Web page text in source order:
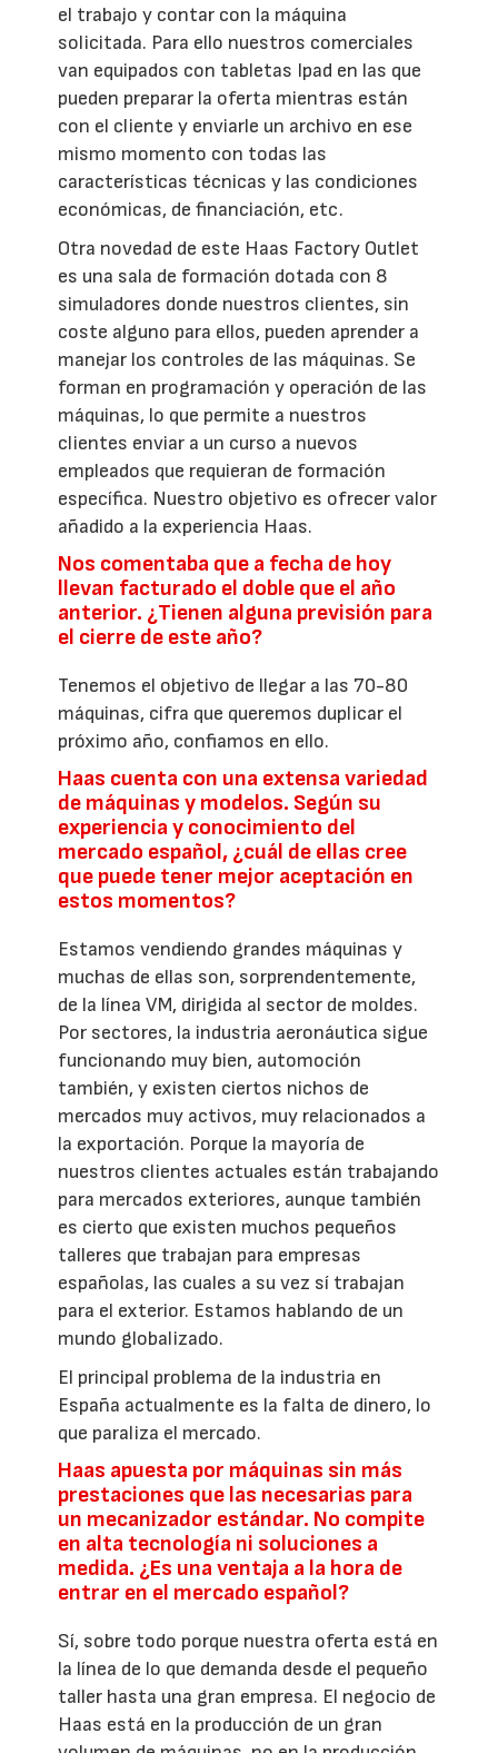
el trabajo y contar con la máquina
solicitada. Para ello nuestros comerciales
van equipados con tabletas Ipad en las que
pueden preparar la oferta mientras están
con el cliente y enviarle un archivo en ese
mismo momento con todas las
características técnicas y las condiciones
económicas, de financiación, etc.
Otra novedad de este Haas Factory Outlet
es una sala de formación dotada con 8
simuladores donde nuestros clientes, sin
coste alguno para ellos, pueden aprender a
manejar los controles de las máquinas. Se
forman en programación y operación de las
máquinas, lo que permite a nuestros
clientes enviar a un curso a nuevos
empleados que requieran de formación
específica. Nuestro objetivo es ofrecer valor
añadido a la experiencia Haas.
Nos comentaba que a fecha de hoy
llevan facturado el doble que el año
anterior. ¿Tienen alguna previsión para
el cierre de este año?
Tenemos el objetivo de llegar a las 70-80
máquinas, cifra que queremos duplicar el
próximo año, confiamos en ello.
Haas cuenta con una extensa variedad
de máquinas y modelos. Según su
experiencia y conocimiento del
mercado español, ¿cuál de ellas cree
que puede tener mejor aceptación en
estos momentos?
Estamos vendiendo grandes máquinas y
muchas de ellas son, sorprendentemente,
de la línea VM, dirigida al sector de moldes.
Por sectores, la industria aeronáutica sigue
funcionando muy bien, automoción
también, y existen ciertos nichos de
mercados muy activos, muy relacionados a
la exportación. Porque la mayoría de
nuestros clientes actuales están trabajando
para mercados exteriores, aunque también
es cierto que existen muchos pequeños
talleres que trabajan para empresas
españolas, las cuales a su vez sí trabajan
para el exterior. Estamos hablando de un
mundo globalizado.
El principal problema de la industria en
España actualmente es la falta de dinero, lo
que paraliza el mercado.
Haas apuesta por máquinas sin más
prestaciones que las necesarias para
un mecanizador estándar. No compite
en alta tecnología ni soluciones a
medida. ¿Es una ventaja a la hora de
entrar en el mercado español?
Sí, sobre todo porque nuestra oferta está en
la línea de lo que demanda desde el pequeño
taller hasta una gran empresa. El negocio de
Haas está en la producción de un gran